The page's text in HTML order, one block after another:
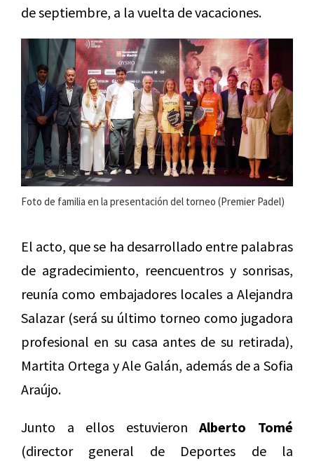
de septiembre, a la vuelta de vacaciones.
Foto de familia en la presentación del torneo (Premier Padel)
El acto, que se ha desarrollado entre palabras
de agradecimiento, reencuentros y sonrisas,
reunía como embajadores locales a Alejandra
Salazar (será su último torneo como jugadora
profesional en su casa antes de su retirada),
Martita Ortega y Ale Galán, además de a Sofia
Araújo.
Junto a ellos estuvieronAlberto Tomé
(director general de Deportes de la